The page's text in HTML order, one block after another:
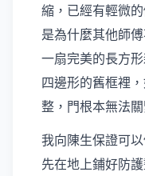
縮，已經有輕微
是為什麼其他師
一扇完美的長方
四邊形的舊框裡
整，門根本無法
我向陳生保證可
先在地上鋪好防